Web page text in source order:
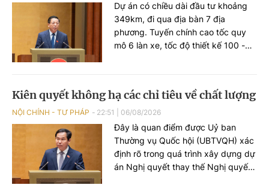
Dự án có chiều dài đầu tư khoảng
349km, đi qua địa bàn 7 địa
phương. Tuyến chính cao tốc quy
mô 6 làn xe, tốc độ thiết kế 100 -
phóng mặt bằng trên toàn bộ quy
mô mặt cắt ngang Vành đai 5. Tổng
diện tích đất chiếm dụng sơ bộ
khoảng 4.011 ha.
Kiên quyết không hạ các chỉ tiêu về chất lượng
NỘI CHÍNH - TƯ PHÁP 22:51 06/08/2026
Đây là quan điểm được Uỷ ban
Thường vụ Quốc hội (UBTVQH) xác
định rõ trong quá trình xây dựng dự
án Nghị quyết thay thế Nghị quyết